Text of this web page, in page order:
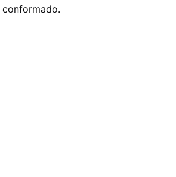
conformado.